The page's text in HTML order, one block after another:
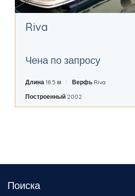
Riva
Чена по запросу
Длина 18.5 м Верфь Riva
Построенный 2002
Поиска